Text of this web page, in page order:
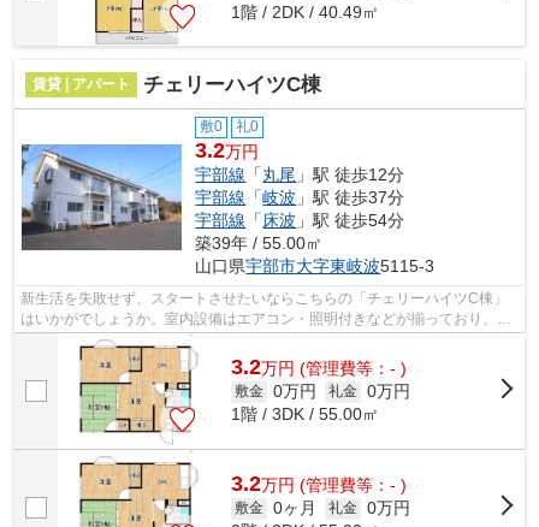
1階 / 2DK / 40.49㎡
賃貸 | アパート チェリーハイツC棟
敷0 礼0
3.2万円
宇部線 「丸尾 」駅 徒歩12分
宇部線 「岐波 」駅 徒歩37分
宇部線 「 床波 」駅 徒歩54分
築39年 / 55.00㎡
山口県宇部市大字東岐波5115-3
新生活を失敗せず、スタートさせたいならこちらの「チェリーハイツC棟」
はいかがでしょうか。室内設備はエアコン・照明付きなどが揃っており、と
ても充実しています。陽当たりが良いの...
3.2万円 (管理費等：- )
敷金 0万円 礼金 0万円
1階 / 3DK / 55.00㎡
3.2万円 (管理費等：- )
敷金 0ヶ月 礼金 0万円